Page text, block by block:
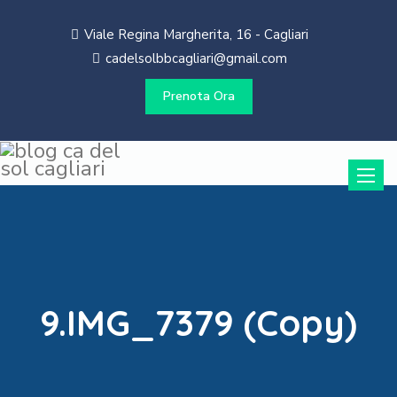
Viale Regina Margherita, 16 - Cagliari
cadelsolbbcagliari@gmail.com
Prenota Ora
Toggle
9.IMG_7379 (Copy)